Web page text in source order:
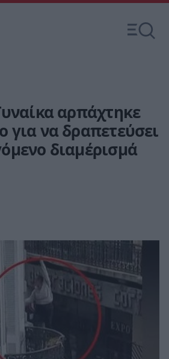
αρπάχτηκε
για να δραπετεύσει
διαμέρισμά